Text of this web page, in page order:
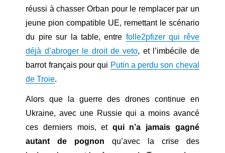
réussi à chasser Orban pour le remplacer par un
jeune pion compatible UE, remettant le scénario
du pire sur la table, entre folle2pfizer qui rêve
déjà d’abroger le droit de veto, et l’imbécile de
barrot français pour qui Putin a perdu son cheval
de Troie.
Alors que la guerre des drones continue en
Ukraine, avec une Russie qui a moins avancé
ces derniers mois, et qui n’a jamais gagné
autant de pognon qu’avec la crise des